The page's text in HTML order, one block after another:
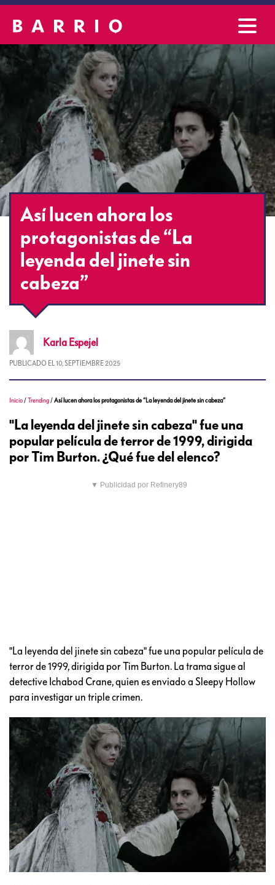
Así lucen ahora los
protagonistas de “La
leyenda del jinete sin
cabeza”
Karla Espejel
PUBLICADO EL 10, SEPTIEMBRE 2025
Inicio /Trending /Así lucen ahora los protagonistas de “La leyenda del jinete sin cabeza”
"La leyenda del jinete sin cabeza" fue una
popular película de terror de 1999, dirigida
por Tim Burton. ¿Qué fue del elenco?
▼ Publicidad por Refinery89
"La leyenda del jinete sin cabeza" fue una popular película de
terror de 1999, dirigida por Tim Burton. La trama sigue al
detective Ichabod Crane, quien es enviado a Sleepy Hollow
para investigar un triple crimen.